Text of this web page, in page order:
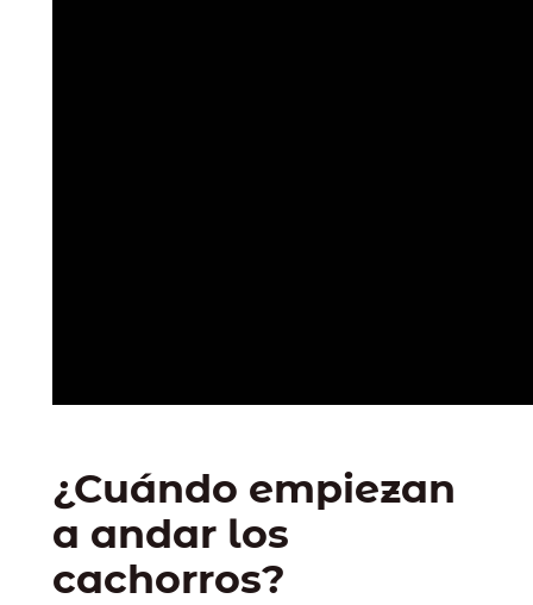
¿Cuándo empiezan
a andar los
cachorros?